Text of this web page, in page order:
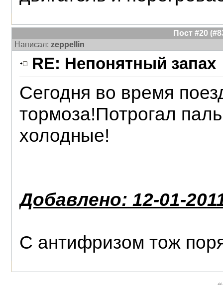
Пост #20
Написал: zeppellin
RE: Непонятный запах
Сегодня во время
тормоза!Потрогал
холодные!
Добавлено: 12-01-
С антифризом тож